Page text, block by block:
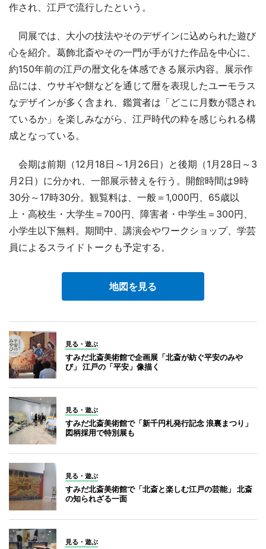
作され、江戸で流行したという。
同展では、大小の技法やそのデザインに込められた遊び
心を紹介。葛飾北斎やその一門が手がけた作品を中心に、
約150年前の江戸の暦文化を体感できる展示内容。展示作
品には、ウサギや餅などを通じて暦を表現したユーモラス
なデザインが多く含まれ、鑑賞者は「どこに月数が隠され
ているか」を楽しみながら、江戸時代の粋を感じられる構
成となっている。
会期は前期（12月18日～1月26日）と後期（1月28日～3
月2日）に分かれ、一部展示替えを行う。開館時間は9時
30分～17時30分。観覧料は、一般＝1,000円、65歳以
上・高校生・大学生＝700円、障害者・中学生＝300円、
小学生以下無料。期間中、講演会やワークショップ、学芸
員によるスライドトークも予定する。
地図を見る
見る・遊ぶ
すみだ北斎美術館で企画展「北斎が紡ぐ平安のみや
び」 江戸の「平安」像描く
見る・遊ぶ
すみだ北斎美術館で「新千円札発行記念 浪裏まつり」
図柄採用で特別展も
見る・遊ぶ
すみだ北斎美術館で「北斎と楽しむ江戸の芸能」 北斎
の知られざる一面
見る・遊ぶ